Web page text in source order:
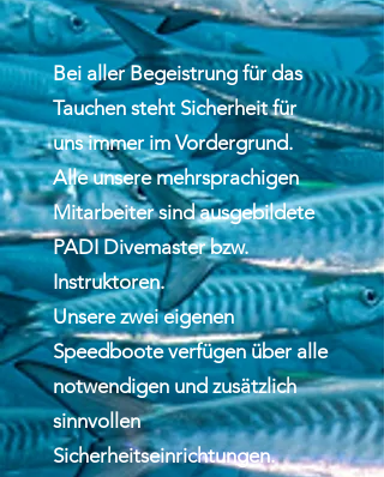
Bei aller Begeistrung für das
Tauchen steht Sicherheit für
uns immer im Vordergrund.
Alle unsere mehrsprachigen
Mitarbeiter sind ausgebildete
PADI Divemaster bzw.
Instruktoren.
Unsere zwei eigenen
Speedboote verfügen über alle
notwendigen und zusätzlich
sinnvollen
Sicherheitseinrichtungen.